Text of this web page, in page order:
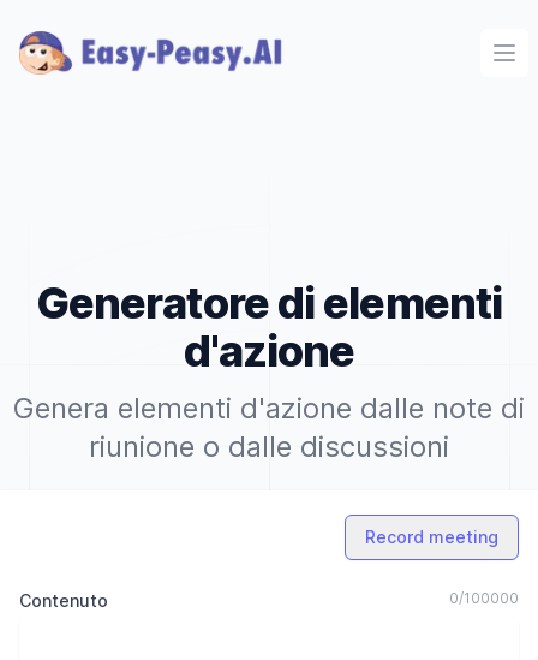
Generatore di elementi
d'azione
Genera elementi d'azione dalle note di
riunione o dalle discussioni
Record meeting
Contenuto 0/100000